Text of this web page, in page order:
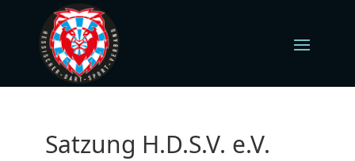
Satzung H.D.S.V. e.V.